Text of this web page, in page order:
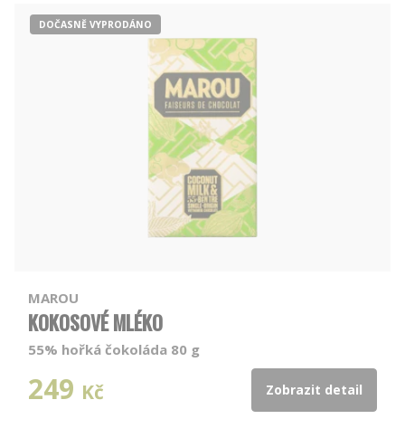
DOČASNĚ VYPRODÁNO
MAROU
KOKOSOVÉ MLÉKO
55% hořká čokoláda 80 g
249 Kč Zobrazit detail